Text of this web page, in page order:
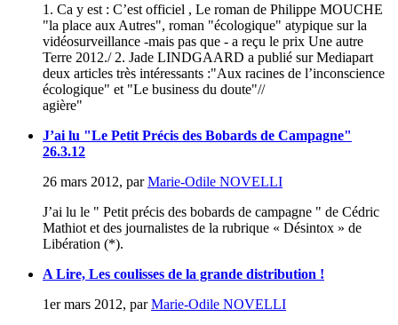
1. Ca y est : C’est officiel , Le roman de Philippe MOUCHE
"la place aux Autres", roman "écologique" atypique sur la
vidéosurveillance -mais pas que - a reçu le prix Une autre
Terre 2012./ 2. Jade LINDGAARD a publié sur Mediapart
deux articles très intéressants :"Aux racines de l’inconscience
écologique" et "Le business du doute"//
agière"
J’ai lu "Le Petit Précis des Bobards de Campagne"
26.3.12
26 mars 2012, parMarie-Odile NOVELLI
J’ai lu le " Petit précis des bobards de campagne " de Cédric
Mathiot et des journalistes de la rubrique « Désintox » de
Libération (*).
A Lire, Les coulisses de la grande distribution !
1er mars 2012, parMarie-Odile NOVELLI